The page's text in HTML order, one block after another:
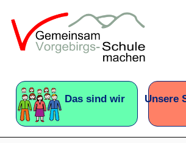
Inhalt
springen
Vorgebirgsschule
mit
dem
Förderschwerpunkt:
Das sind wir Unsere